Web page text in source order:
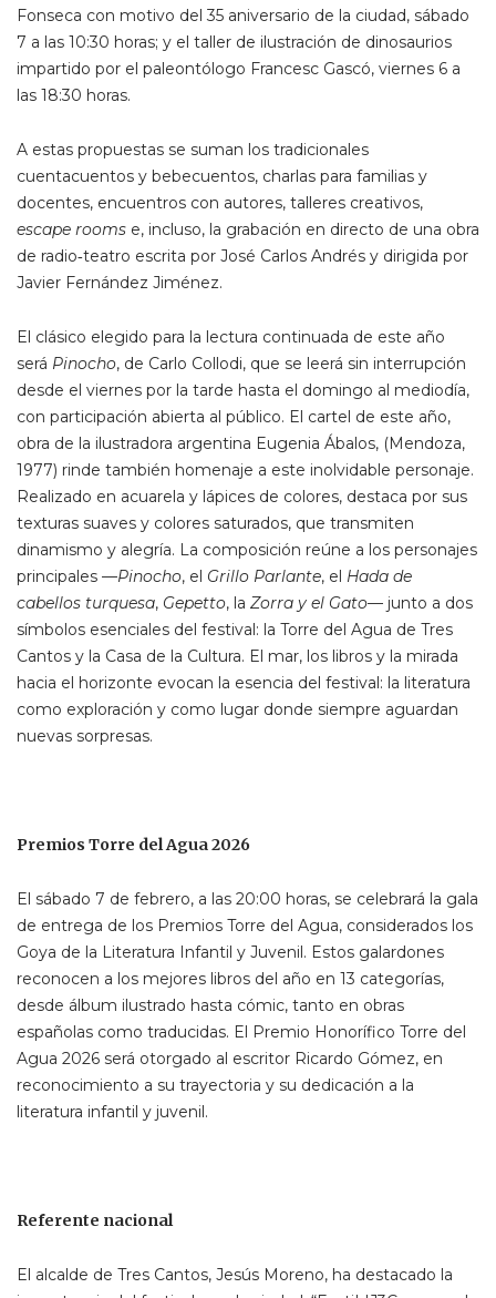
Fonseca con motivo del 35 aniversario de la ciudad, sábado
7 a las 10:30 horas; y el taller de ilustración de dinosaurios
impartido por el paleontólogo Francesc Gascó, viernes 6 a
las 18:30 horas.
A estas propuestas se suman los tradicionales
cuentacuentos y bebecuentos, charlas para familias y
docentes, encuentros con autores, talleres creativos,
escape rooms e, incluso, la grabación en directo de una obra
de radio‑teatro escrita por José Carlos Andrés y dirigida por
Javier Fernández Jiménez.
El clásico elegido para la lectura continuada de este año
será Pinocho, de Carlo Collodi, que se leerá sin interrupción
desde el viernes por la tarde hasta el domingo al mediodía,
con participación abierta al público. El cartel de este año,
obra de la ilustradora argentina Eugenia Ábalos, (Mendoza,
1977) rinde también homenaje a este inolvidable personaje.
Realizado en acuarela y lápices de colores, destaca por sus
texturas suaves y colores saturados, que transmiten
dinamismo y alegría. La composición reúne a los personajes
principales —Pinocho, el Grillo Parlante, el Hada de
cabellos turquesa, Gepetto, la Zorra y el Gato— junto a dos
símbolos esenciales del festival: la Torre del Agua de Tres
Cantos y la Casa de la Cultura. El mar, los libros y la mirada
hacia el horizonte evocan la esencia del festival: la literatura
como exploración y como lugar donde siempre aguardan
nuevas sorpresas.
Premios Torre del Agua 2026
El sábado 7 de febrero, a las 20:00 horas, se celebrará la gala
de entrega de los Premios Torre del Agua, considerados los
Goya de la Literatura Infantil y Juvenil. Estos galardones
reconocen a los mejores libros del año en 13 categorías,
desde álbum ilustrado hasta cómic, tanto en obras
españolas como traducidas. El Premio Honorífico Torre del
Agua 2026 será otorgado al escritor Ricardo Gómez, en
reconocimiento a su trayectoria y su dedicación a la
literatura infantil y juvenil.
Referente nacional
El alcalde de Tres Cantos, Jesús Moreno, ha destacado la